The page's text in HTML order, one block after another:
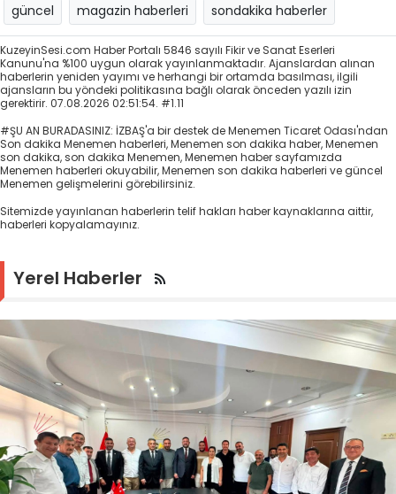
güncel
magazin haberleri sondakika haberler
KuzeyinSesi.com Haber Portalı 5846 sayılı Fikir ve Sanat Eserleri
Kanunu'na %100 uygun olarak yayınlanmaktadır. Ajanslardan alınan
haberlerin yeniden yayımı ve herhangi bir ortamda basılması, ilgili
ajansların bu yöndeki politikasına bağlı olarak önceden yazılı izin
gerektirir. 07.08.2026 02:51:54. #1.11
#ŞU AN BURADASINIZ: İZBAŞ'a bir destek de Menemen Ticaret Odası'ndan
Son dakika Menemen haberleri, Menemen son dakika haber, Menemen
son dakika, son dakika Menemen, Menemen haber sayfamızda
Menemen haberleri okuyabilir, Menemen son dakika haberleri ve güncel
Menemen gelişmelerini görebilirsiniz.
Sitemizde yayınlanan haberlerin telif hakları haber kaynaklarına aittir,
haberleri kopyalamayınız.
Yerel Haberler